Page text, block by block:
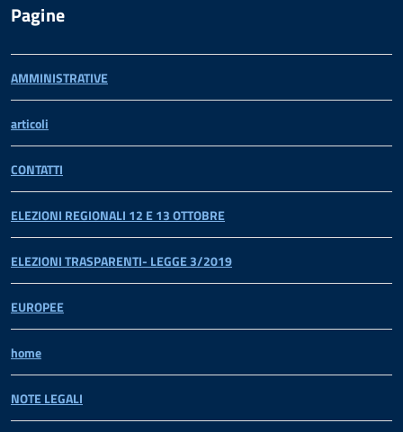
Pagine
AMMINISTRATIVE
articoli
CONTATTI
ELEZIONI REGIONALI 12 E 13 OTTOBRE
ELEZIONI TRASPARENTI- LEGGE 3/2019
EUROPEE
home
NOTE LEGALI